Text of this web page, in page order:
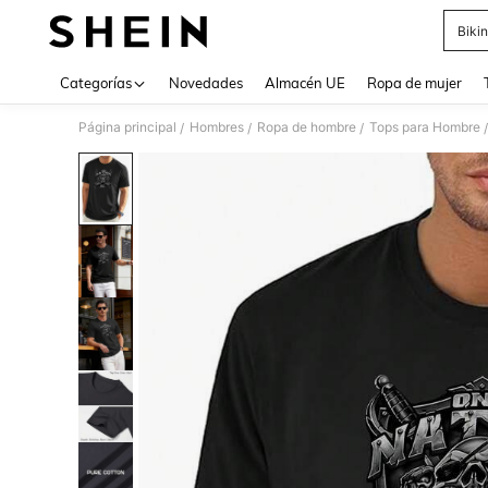
Categorías Novedades Almacén UE Ropa de mujer
Página principal / Hombres / Ropa de hombre / Tops para Hombre /